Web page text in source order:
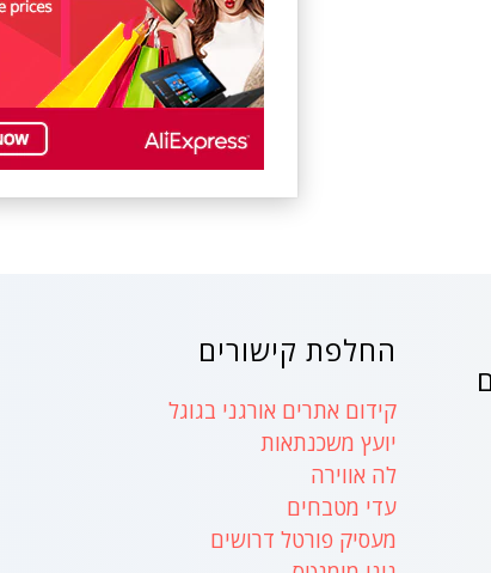
החלפת קישורים
קידום אתרים אורגני בגוגל
יועץ משכנתאות
לה אווירה
עדי מטבחים
מעסיק פורטל דרושים